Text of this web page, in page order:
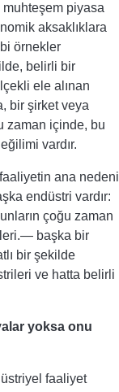
piyasa
aksaklıklara
örnekler
belirli bir
ele alınan
bir şirket veya
zaman içinde, bu
vardır.
ana nedeni
endüstri vardır:
çoğu zaman
başka bir
bir şekilde
ve hatta belirli
yoksa onu
faaliyet